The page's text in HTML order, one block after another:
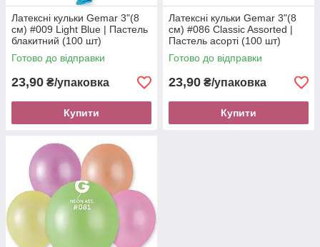
Латексні кульки Gemar 3"(8
см) #009 Light Blue | Пастель
блакитний (100 шт)
Готово до відправки
23,90 ₴/упаковка
Купити
Латексні кульки Gemar 3"(8
см) #086 Classic Assorted |
Пастель асорті (100 шт)
Готово до відправки
23,90 ₴/упаковка
Купити